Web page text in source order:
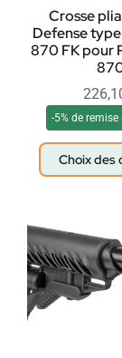
Crosse
Defense
870 FK pour
-5% de
Choix des